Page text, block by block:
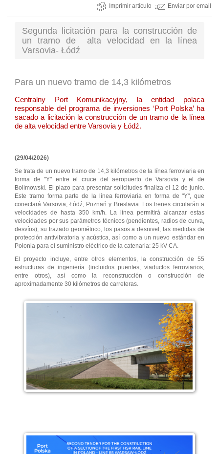
Imprimir artículo Enviar por email
Segunda licitación para la construcción de
un tramo de alta velocidad en la línea
Varsovia- Łódź
Para un nuevo tramo de 14,3 kilómetros
Centralny Port Komunikacyjny, la entidad polaca
responsable del programa de inversiones ‘Port Polska’ ha
sacado a licitación la construcción de un tramo de la línea
de alta velocidad entre Varsovia y Łódź.
(29/04/2026)
Se trata de un nuevo tramo de 14,3 kilómetros de la línea ferroviaria en
forma de "Y" entre el cruce del aeropuerto de Varsovia y el de
Bolimowski. El plazo para presentar solicitudes finaliza el 12 de junio.
Este tramo forma parte de la línea ferroviaria en forma de "Y", que
conectará Varsovia, Łódź, Poznań y Breslavia. Los trenes circularán a
velocidades de hasta 350 km/h. La línea permitirá alcanzar estas
velocidades por sus parámetros técnicos (pendientes, radios de curva,
desvíos), su trazado geométrico, los pasos a desnivel, las medidas de
protección antivibratoria y acústica, así como a un nuevo estándar en
Polonia para el suministro eléctrico de la catenaria: 25 kV CA.
El proyecto incluye, entre otros elementos, la construcción de 55
estructuras de ingeniería (incluidos puentes, viaductos ferroviarios,
entre otros), así como la reconstrucción o construcción de
aproximadamente 30 kilómetros de carreteras.